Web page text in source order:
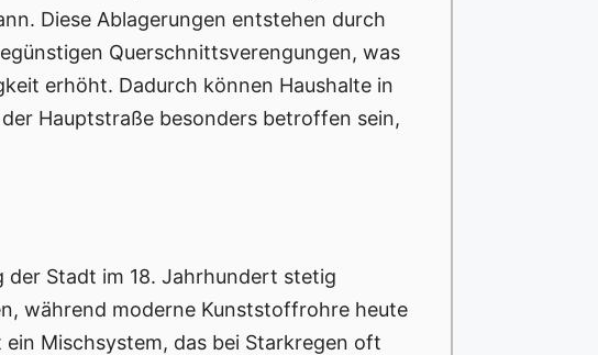
Diese Ablagerungen entstehen durch
Querschnittsverengungen, was
erhöht. Dadurch können Haushalte in
Hauptstraße besonders betroffen sein,
der Stadt im 18. Jahrhundert stetig
während moderne Kunststoffrohre heute
Mischsystem, das bei Starkregen oft